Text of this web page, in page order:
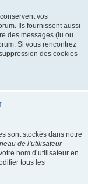
vos
Ils fournissent aussi
des messages (lu ou
Si vous rencontrez
des cookies
sont stockés dans notre
de l’utilisateur
nom d’utilisateur en
tous les